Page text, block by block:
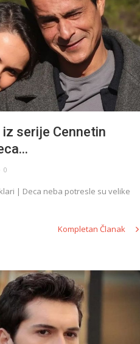
serije Cennetin
0
| Deca neba potresle su velike
Kompletan Članak